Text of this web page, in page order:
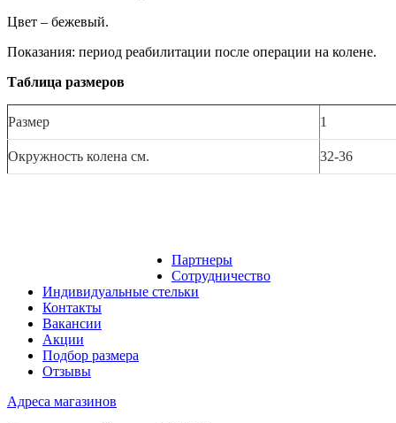
Цвет – бежевый.
Показания: период реабилитации после операции на колене.
Таблица размеров
Размер 1
Окружность колена см. 32-36
Партнеры
Сотрудничество
Индивидуальные стельки
Контакты
Вакансии
Акции
Подбор размера
Отзывы
Адреса магазинов